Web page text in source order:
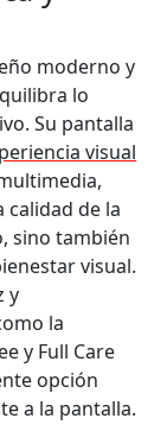
moderno y
lo
Su pantalla
visual
calidad de la
sino también
visual.
y
la
y Full Care
opción
a la pantalla.